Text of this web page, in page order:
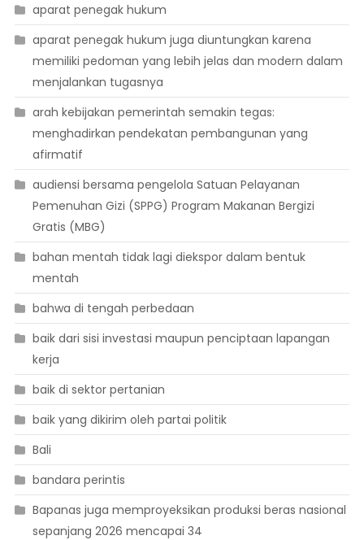
aparat penegak hukum
aparat penegak hukum juga diuntungkan karena
memiliki pedoman yang lebih jelas dan modern dalam
menjalankan tugasnya
arah kebijakan pemerintah semakin tegas:
menghadirkan pendekatan pembangunan yang
afirmatif
audiensi bersama pengelola Satuan Pelayanan
Pemenuhan Gizi (SPPG) Program Makanan Bergizi
Gratis (MBG)
bahan mentah tidak lagi diekspor dalam bentuk
mentah
bahwa di tengah perbedaan
baik dari sisi investasi maupun penciptaan lapangan
kerja
baik di sektor pertanian
baik yang dikirim oleh partai politik
Bali
bandara perintis
Bapanas juga memproyeksikan produksi beras nasional
sepanjang 2026 mencapai 34